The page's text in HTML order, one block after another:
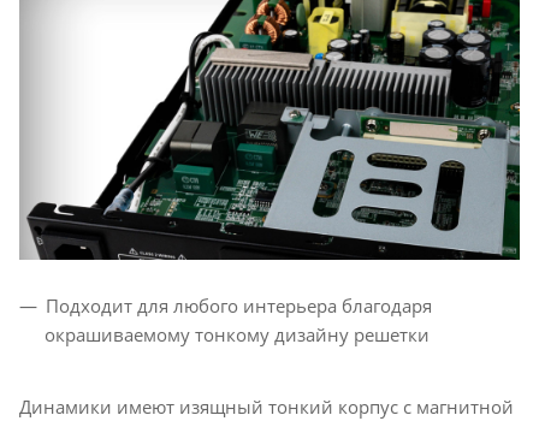
Подходит для любого интерьера благодаря
окрашиваемому тонкому дизайну решетки
Динамики имеют изящный тонкий корпус с магнитной